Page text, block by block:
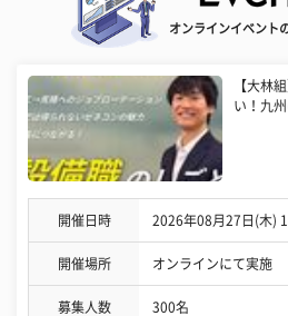
オンラインイベント
【大林
い！九
開催日時 2026年08月27日(木)
開催場所 オンラインにて実施
募集人数 300名